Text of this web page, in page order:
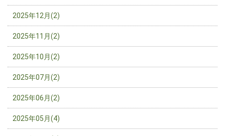
2025年12月(2)
2025年11月(2)
2025年10月(2)
2025年07月(2)
2025年06月(2)
2025年05月(4)